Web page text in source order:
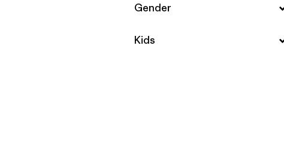
Filtrar por
Gender
Filtrar por
Kids